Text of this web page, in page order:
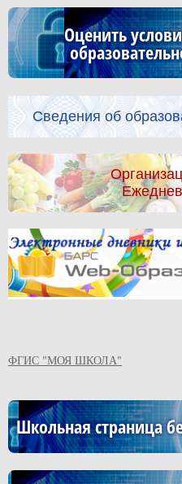
Оценить
Сведения об
ФГИС "МОЯ ШКОЛА"
Школьная страница